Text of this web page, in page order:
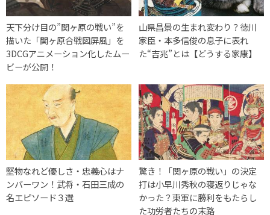
天下分け目の”関ヶ原の戦い”を
描いた「関ヶ原合戦図屏風」を
3DCGアニメーション化したムー
ビーが公開！
山県昌景の生まれ変わり？徳川
家臣・本多信俊の息子に表れ
た“吉兆”とは【どうする家康】
堅物なれど優しさ・忠義心はナ
ンバーワン！武将・石田三成の
名エピソード３選
驚き！「関ヶ原の戦い」の決定
打は小早川秀秋の寝返りじゃな
かった？東軍に勝利をもたらし
た功労者たちの末路